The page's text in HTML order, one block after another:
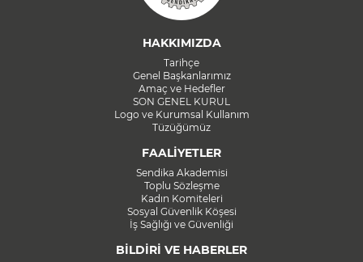
HAKKIMIZDA
Tarihçe
Genel Başkanlarımız
Amaç ve Hedefler
SON GENEL KURUL
Logo ve Kurumsal Kullanım
Tüzüğümüz
FAALİYETLER
Sendika Akademisi
Toplu Sözleşme
Kadın Komiteleri
Sosyal Güvenlik Köşesi
İş Sağlığı ve Güvenliği
BİLDİRİ VE HABERLER